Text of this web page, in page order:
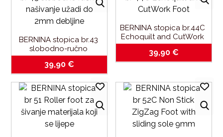
BERNINA stopica br.43
slobodno-ručno
našivanje užadi do 2mm
debljine
39,90 €
BERNINA stopica br.44C
Echoquilt and CutWork
Foot
39,90 €